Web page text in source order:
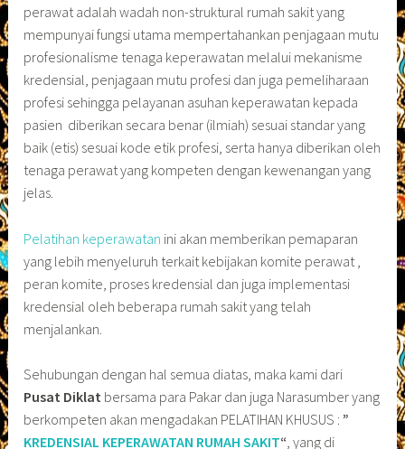
perawat adalah wadah non-struktural rumah sakit yang
mempunyai fungsi utama mempertahankan penjagaan mutu
profesionalisme tenaga keperawatan melalui mekanisme
kredensial, penjagaan mutu profesi dan juga pemeliharaan
profesi sehingga pelayanan asuhan keperawatan kepada
pasien diberikan secara benar (ilmiah) sesuai standar yang
baik (etis) sesuai kode etik profesi, serta hanya diberikan oleh
tenaga perawat yang kompeten dengan kewenangan yang
jelas.
Pelatihan keperawatan ini akan memberikan pemaparan
yang lebih menyeluruh terkait kebijakan komite perawat ,
peran komite, proses kredensial dan juga implementasi
kredensial oleh beberapa rumah sakit yang telah
menjalankan.
Sehubungan dengan hal semua diatas, maka kami dari
Pusat Diklat bersama para Pakar dan juga Narasumber yang
berkompeten akan mengadakan PELATIHAN KHUSUS : ”
KREDENSIAL KEPERAWATAN RUMAH SAKIT“, yang di